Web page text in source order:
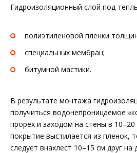
Гидроизоляционный слой под
полиэтиленовой пленки
специальных мембран;
битумной мастики.
В результате монтажа
получиться водонепроницаемое
прорех и заходом на стены в 10–20
покрытие выстилается из пленок,
следует внахлест 10–15 см друг на